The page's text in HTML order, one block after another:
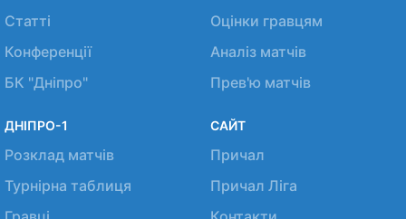
Статті
Конференції
БК "Дніпро"
Оцінки гравцям
Аналіз матчів
Прев'ю матчів
ДНІПРО-1
Розклад матчів
Турнірна таблиця
САЙТ
Причал
Причал Ліга